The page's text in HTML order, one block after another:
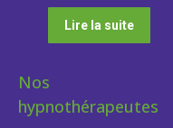
Lire la suite
Nos
hypnothérapeutes